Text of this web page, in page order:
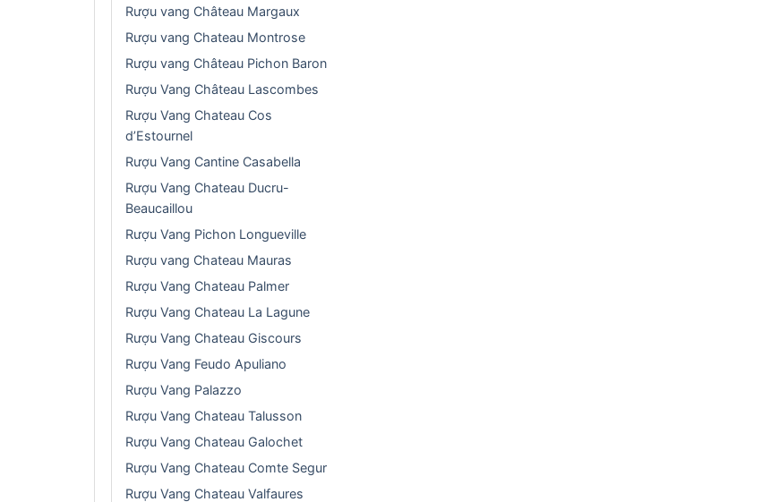
Rượu vang Château Margaux
Rượu vang Chateau Montrose
Rượu vang Château Pichon Baron
Rượu Vang Château Lascombes
Rượu Vang Chateau Cos
d’Estournel
Rượu Vang Cantine Casabella
Rượu Vang Chateau Ducru-
Beaucaillou
Rượu Vang Pichon Longueville
Rượu vang Chateau Mauras
Rượu Vang Chateau Palmer
Rượu Vang Chateau La Lagune
Rượu Vang Chateau Giscours
Rượu Vang Feudo Apuliano
Rượu Vang Palazzo
Rượu Vang Chateau Talusson
Rượu Vang Chateau Galochet
Rượu Vang Chateau Comte Segur
Rượu Vang Chateau Valfaures